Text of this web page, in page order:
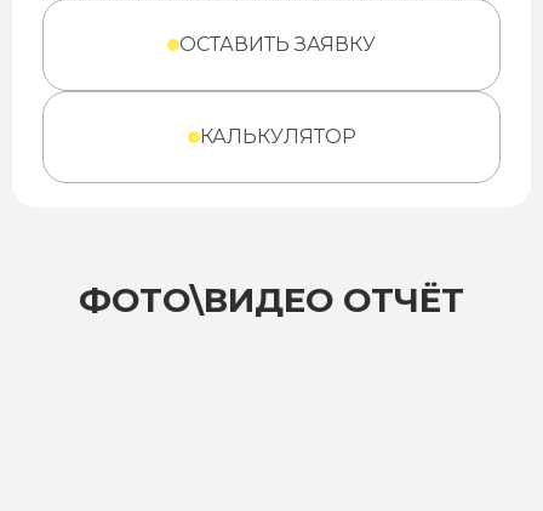
ОСТАВИТЬ ЗАЯВКУ
КАЛЬКУЛЯТОР
ФОТО\ВИДЕО ОТЧЁТ